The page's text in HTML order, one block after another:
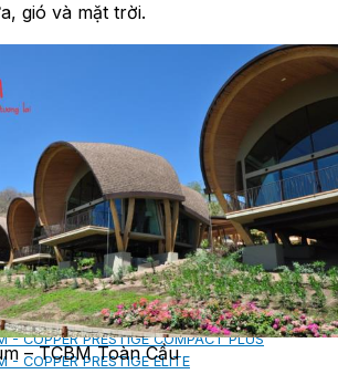
KIM LOẠI
- COPPER PRESTIGE ULTIMETAL HD
- COPPER PRESTIGE COMPACT PLUS
- COPPER PRESTIGE ELITE
gió và mặt trời.
– TCBM Toàn Cầu